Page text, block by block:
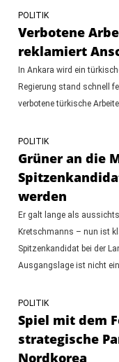
POLITIK
Verbotene
reklamiert
In Ankara wird ein
Regierung stand schnell
verbotene türkische
POLITIK
Grüner an die
werden
Er galt lange als
Kretschmanns – nun ist
Spitzenkandidat bei der
Ausgangslage ist nicht
POLITIK
Spiel mit dem
strategische
Nordkorea